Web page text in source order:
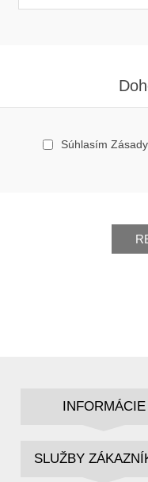
Súhlasím
INFORMÁCIE
SLUŽBY